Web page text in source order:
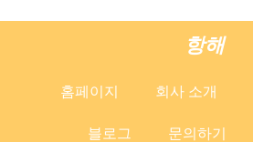
항해
홈페이지 회사 소개
블로그 문의하기